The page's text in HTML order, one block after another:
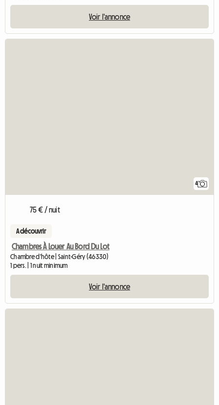
Voir l'annonce
4
75 € / nuit
A découvrir
Chambres À Louer Au Bord Du Lot
Chambre d'hôte | Saint-Géry (46330)
1 pers. | 1 nuit minimum
Voir l'annonce